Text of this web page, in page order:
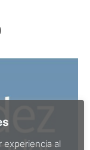
experiencia al